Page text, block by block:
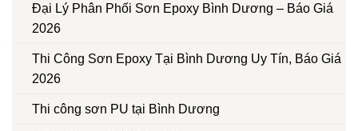
Đại Lý Phân Phối Sơn Epoxy Bình Dương – Báo Giá
2026
Thi Công Sơn Epoxy Tại Bình Dương Uy Tín, Báo Giá
2026
Thi công sơn PU tại Bình Dương